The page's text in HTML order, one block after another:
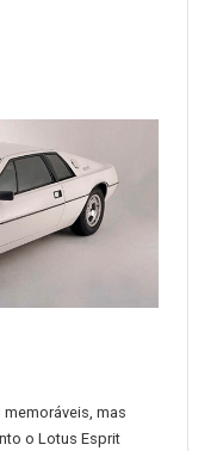
mas
o Lotus Esprit